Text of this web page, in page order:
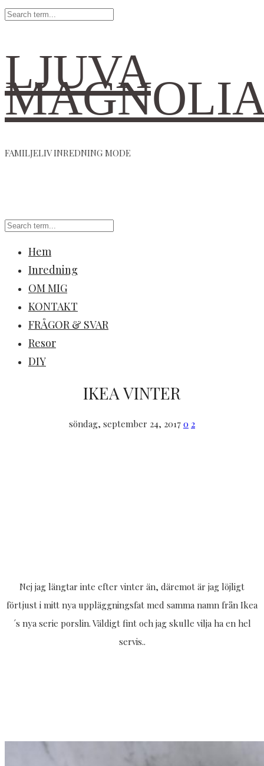
LJUVA
FAMILJELIV INREDNING MODE
Hem
Inredning
OM MIG
KONTAKT
FRÅGOR & SVAR
Resor
DIY
IKEA VINTER
söndag, september 24, 2017 0 2
Nej jag längtar inte efter vinter än, däremot är jag löjligt
förtjust i mitt nya uppläggningsfat med samma namn från Ikea
´s nya serie porslin. Väldigt fint och jag skulle vilja ha en hel
servis..